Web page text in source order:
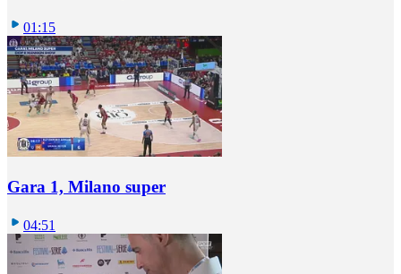
01:15
Gara 1, Milano super
04:51